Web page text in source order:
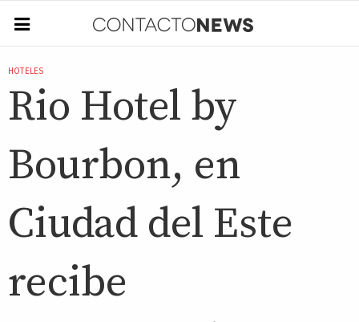
HOTELES
Rio Hotel by
Bourbon, en
Ciudad del Este
recibe